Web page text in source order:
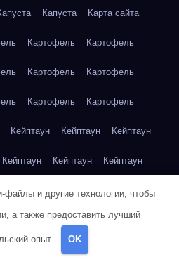
Капуста Карта сайта
Картофель Картофель
Картофель Картофель
Картофель Картофель
Кейптаун Кейптаун Кейптаун
Кейптаун Кейптаун Кейптаун
Кейптаун Кейптаун Кейптаун
Кейптаун Кейптаун Кейптаун
Клубника
файлы и другие технологии, чтобы
а также предоставить лучший
опыт. OK